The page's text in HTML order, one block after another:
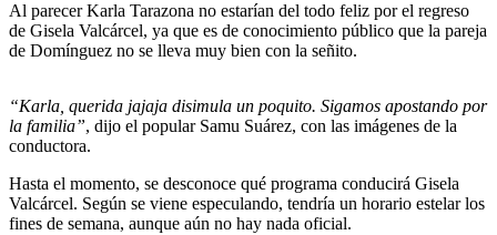
Al parecer Karla Tarazona no estarían del todo feliz por el regreso
de Gisela Valcárcel, ya que es de conocimiento público que la pareja
de Domínguez no se lleva muy bien con la señito.
“Karla, querida jajaja disimula un poquito. Sigamos apostando por
la familia”, dijo el popular Samu Suárez, con las imágenes de la
conductora.
Hasta el momento, se desconoce qué programa conducirá Gisela
Valcárcel. Según se viene especulando, tendría un horario estelar los
fines de semana, aunque aún no hay nada oficial.